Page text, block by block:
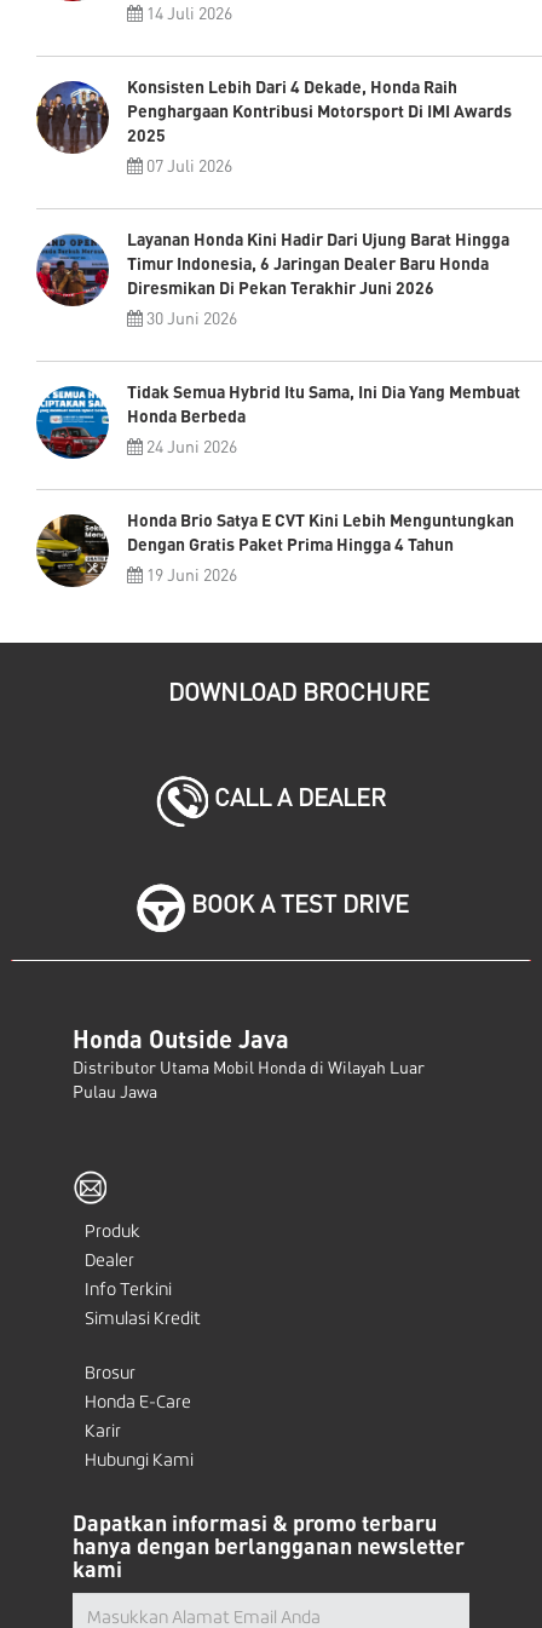
14 Juli 2026
Konsisten Lebih Dari 4 Dekade, Honda Raih
Penghargaan Kontribusi Motorsport Di IMI Awards
2025
07 Juli 2026
Layanan Honda Kini Hadir Dari Ujung Barat Hingga
Timur Indonesia, 6 Jaringan Dealer Baru Honda
Diresmikan Di Pekan Terakhir Juni 2026
30 Juni 2026
Tidak Semua Hybrid Itu Sama, Ini Dia Yang Membuat
Honda Berbeda
24 Juni 2026
Honda Brio Satya E CVT Kini Lebih Menguntungkan
Dengan Gratis Paket Prima Hingga 4 Tahun
19 Juni 2026
DOWNLOAD BROCHURE
CALL A DEALER
BOOK A TEST DRIVE
Honda Outside Java
Distributor Utama Mobil Honda di Wilayah Luar
Pulau Jawa
Produk
Dealer
Info Terkini
Simulasi Kredit
Brosur
Honda E-Care
Karir
Hubungi Kami
Dapatkan informasi & promo terbaru
hanya dengan berlangganan newsletter
kami